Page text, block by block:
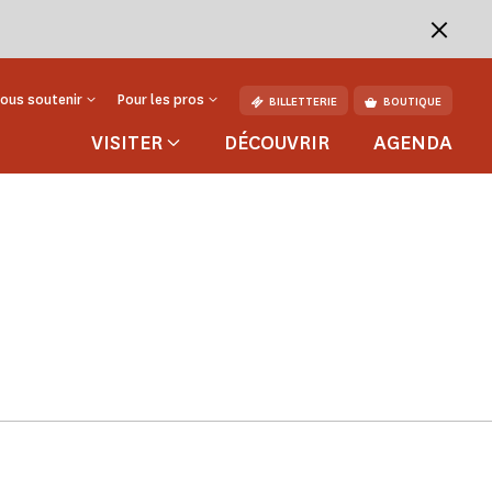
soutenir Pour les pros BILLETTERIE BOUTIQUE
VISITER DÉCOUVRIR AGENDA